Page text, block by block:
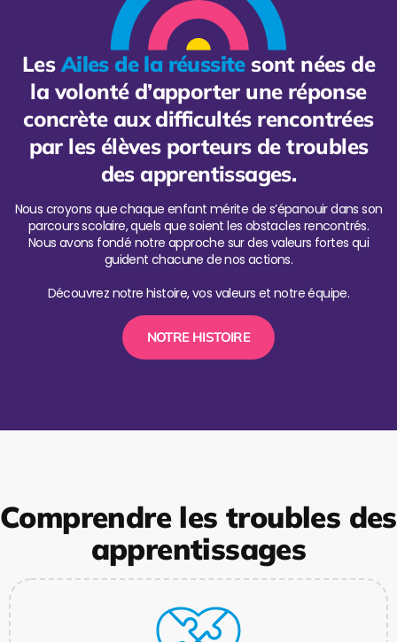
LesAiles de la réussitesont nées de
la volonté d’apporter une réponse
concrète aux difficultés rencontrées
par les élèves porteurs de troubles
des apprentissages.
Nous croyons que chaque enfant mérite de s’épanouir dans son
parcours scolaire, quels que soient les obstacles rencontrés.
Nous avons fondé notre approche sur des valeurs fortes qui
guident chacune de nos actions.
Découvrez notre histoire, vos valeurs et notre équipe.
NOTRE HISTOIRE
Comprendre les troubles des
apprentissages